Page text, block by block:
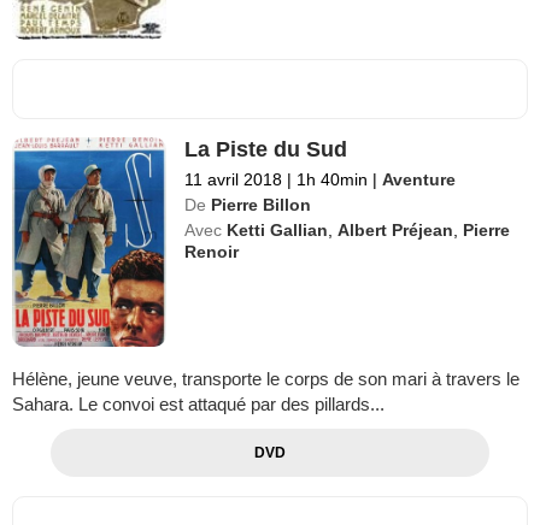
La Piste du Sud
11 avril 2018 | 1h 40min | Aventure
De Pierre Billon
Avec Ketti Gallian,Albert Préjean, Pierre
Renoir
Hélène, jeune veuve, transporte le corps de son mari à travers le
Sahara. Le convoi est attaqué par des pillards...
DVD